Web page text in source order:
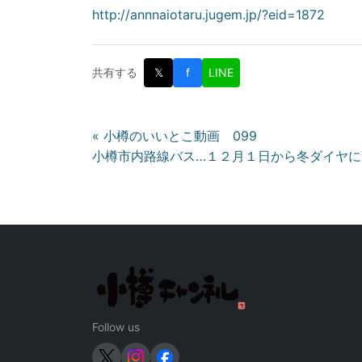
http://annnaiotaru.jugem.jp/?eid=1872
共有する 𝕏 f LINE
投
稿
ビ
ー
シ
ョ
« 小樽のいいとこ動画 099
小樽市内路線バス…１２月１日から冬ダイヤ
Follow us